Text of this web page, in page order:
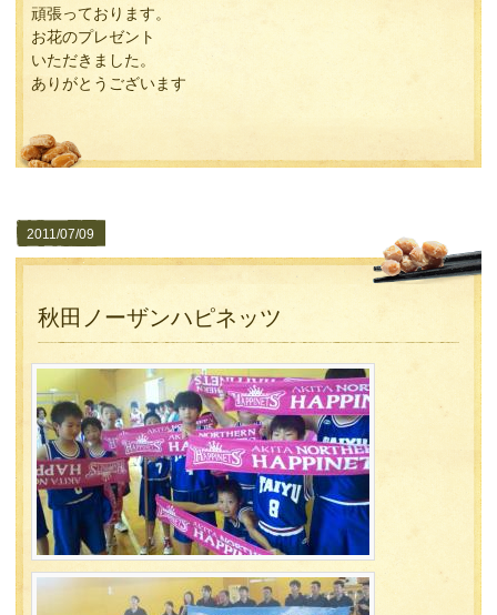
頑張っております。
お花のプレゼント
いただきました。
ありがとうございます
2011/07/09
秋田ノーザンハピネッツ